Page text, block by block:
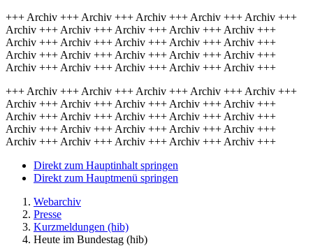
+++ Archiv +++ Archiv +++ Archiv +++ Archiv +++ Archiv +++
Archiv +++ Archiv +++ Archiv +++ Archiv +++ Archiv +++
Archiv +++ Archiv +++ Archiv +++ Archiv +++ Archiv +++
Archiv +++ Archiv +++ Archiv +++ Archiv +++ Archiv +++
Archiv +++ Archiv +++ Archiv +++ Archiv +++ Archiv +++
+++ Archiv +++ Archiv +++ Archiv +++ Archiv +++ Archiv +++
Archiv +++ Archiv +++ Archiv +++ Archiv +++ Archiv +++
Archiv +++ Archiv +++ Archiv +++ Archiv +++ Archiv +++
Archiv +++ Archiv +++ Archiv +++ Archiv +++ Archiv +++
Archiv +++ Archiv +++ Archiv +++ Archiv +++ Archiv +++
Direkt zum Hauptinhalt springen
Direkt zum Hauptmenü springen
Webarchiv
Presse
Kurzmeldungen (hib)
Heute im Bundestag (hib)